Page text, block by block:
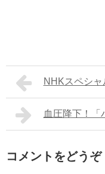
NHKスペシ
血圧降下！「
コメントをどうぞ